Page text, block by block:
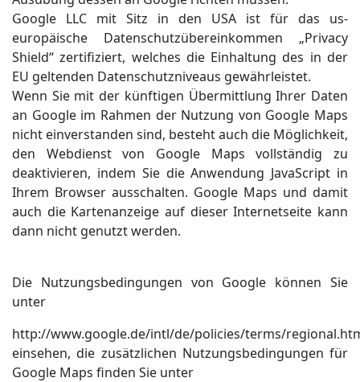
Google LLC mit Sitz in den USA ist für das us-
europäische Datenschutzübereinkommen „Privacy
Shield“ zertifiziert, welches die Einhaltung des in der
EU geltenden Datenschutzniveaus gewährleistet.
Wenn Sie mit der künftigen Übermittlung Ihrer Daten
an Google im Rahmen der Nutzung von Google Maps
nicht einverstanden sind, besteht auch die Möglichkeit,
den Webdienst von Google Maps vollständig zu
deaktivieren, indem Sie die Anwendung JavaScript in
Ihrem Browser ausschalten. Google Maps und damit
auch die Kartenanzeige auf dieser Internetseite kann
dann nicht genutzt werden.
Die Nutzungsbedingungen von Google können Sie
unter
http://www.google.de/intl/de/policies/terms/
einsehen, die zusätzlichen Nutzungsbedingungen für
Google Maps finden Sie unter